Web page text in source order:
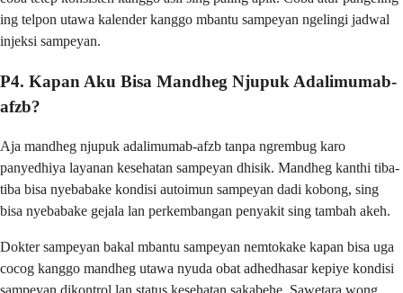
ing telpon utawa kalender kanggo mbantu sampeyan ngelingi jadwal
injeksi sampeyan.
P4. Kapan Aku Bisa Mandheg Njupuk Adalimumab-
afzb?
Aja mandheg njupuk adalimumab-afzb tanpa ngrembug karo
panyedhiya layanan kesehatan sampeyan dhisik. Mandheg kanthi tiba-
tiba bisa nyebabake kondisi autoimun sampeyan dadi kobong, sing
bisa nyebabake gejala lan perkembangan penyakit sing tambah akeh.
Dokter sampeyan bakal mbantu sampeyan nemtokake kapan bisa uga
cocog kanggo mandheg utawa nyuda obat adhedhasar kepiye kondisi